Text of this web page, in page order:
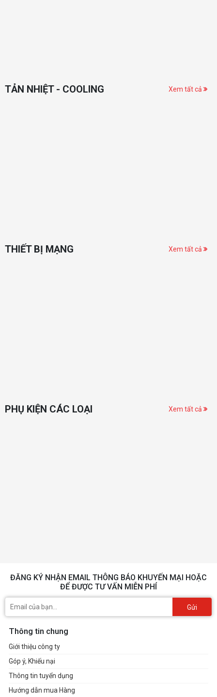
TẢN NHIỆT - COOLING Xem tất cả
THIẾT BỊ MẠNG Xem tất cả
PHỤ KIỆN CÁC LOẠI Xem tất cả
ĐĂNG KÝ NHẬN EMAIL THÔNG BÁO KHUYẾN MẠI HOẶC
ĐỂ ĐƯỢC TƯ VẤN MIỄN PHÍ
Gửi
Thông tin chung
Giới thiệu công ty
Góp ý, Khiếu nại
Thông tin tuyển dụng
Hướng dẫn mua Hàng